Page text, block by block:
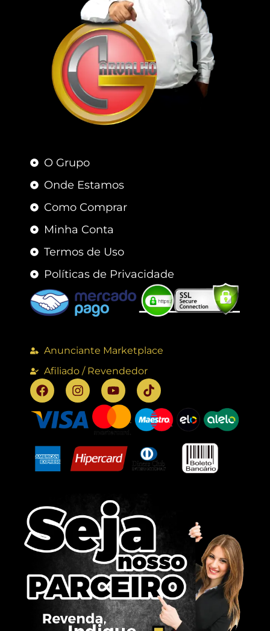
O Grupo
Onde Estamos
Como Comprar
Minha Conta
Termos de Uso
Políticas de Privacidade
Anunciante Marketplace
Afiliado / Revendedor